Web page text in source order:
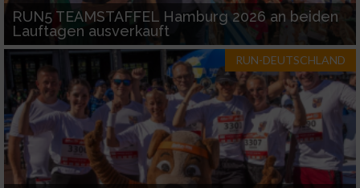
RUN5 TEAMSTAFFEL Hamburg 2026 an beiden
Lauftagen ausverkauft
RUN-DEUTSCHLAND